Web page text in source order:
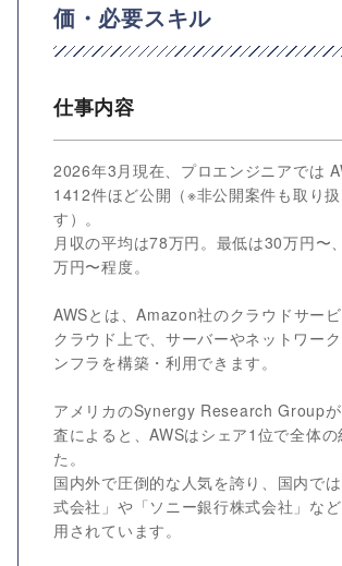
価・必要スキル
仕事内容
2026年3月現在、プロエンジニアでは
1412件ほど公開（※非公開案件も取り
す）。
月収の平均は78万円。最低は30万円〜
万円〜程度。
AWSとは、Amazon社のクラウドサービ
クラウド上で、サーバーやネットワー
ンフラを構築・利用できます。
アメリカのSynergy Research Group
査によると、AWSはシェア1位で全体の
た。
国内外で圧倒的な人気を誇り、国内で
式会社」や「ソニー銀行株式会社」な
用されています。